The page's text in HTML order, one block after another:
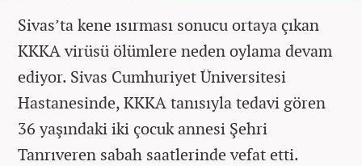
Sivas’ta kene ısırması sonucu ortaya çıkan
KKKA virüsü ölümlere neden oylama devam
ediyor. Sivas Cumhuriyet Üniversitesi
Hastanesinde, KKKA tanısıyla tedavi gören
36 yaşındaki iki çocuk annesi Şehri
Tanrıveren sabah saatlerinde vefat etti.